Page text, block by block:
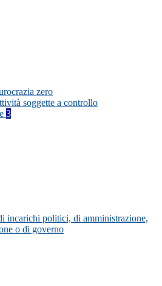
zero
soggette a controllo
3
incarichi politici, di amministrazione,
o di governo